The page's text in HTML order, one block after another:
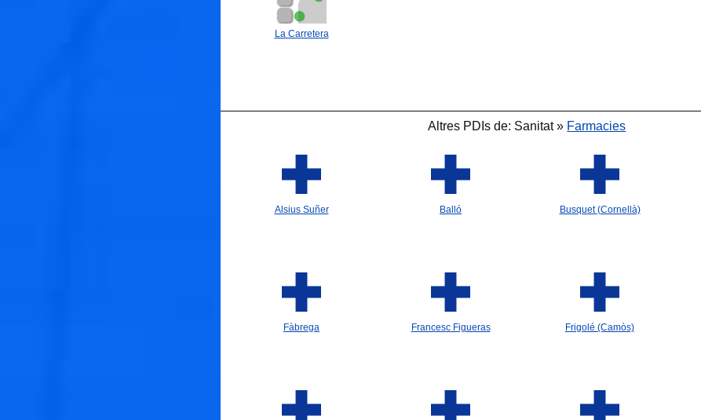
La Carretera
Altres PDIs de: Sanitat » Farmacies
Alsius Suñer Balló Busquet (Cornellà)
Fàbrega Francesc Figueras Frigolé (Camòs)
🐟
🐟